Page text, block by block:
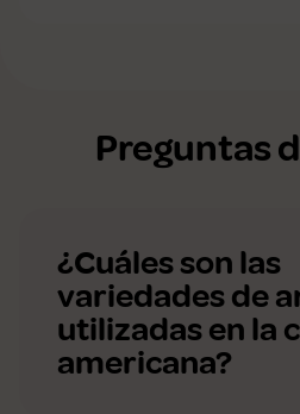
Preguntas
¿Cuáles son las
variedades de
utilizadas en la
americana?